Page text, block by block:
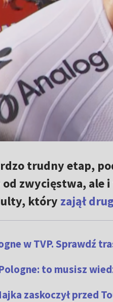
trudny etap,
zwycięstwa, ale
który zajął
w TVP. Sprawdź
to musisz
zaskoczył przed